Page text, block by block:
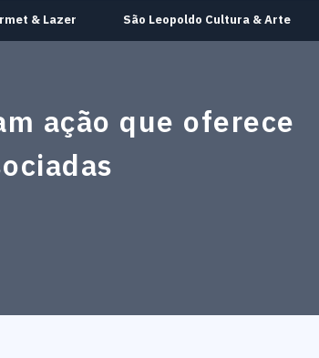
& Lazer São Leopoldo Cultura & Arte
ação que oferece